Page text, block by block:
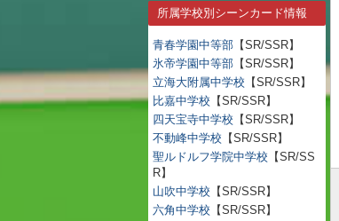
所属学校別シーンカード情報
青春学園中等部 【SR/SSR】
氷帝学園中等部 【SR/SSR】
立海大附属中学校 【SR/SSR】
比嘉中学校 【SR/SSR】
四天宝寺中学校 【SR/SSR】
不動峰中学校 【SR/SSR】
聖ルドルフ学院中学校 【SR/SS
R】
山吹中学校 【SR/SSR】
六角中学校 【SR/SSR】